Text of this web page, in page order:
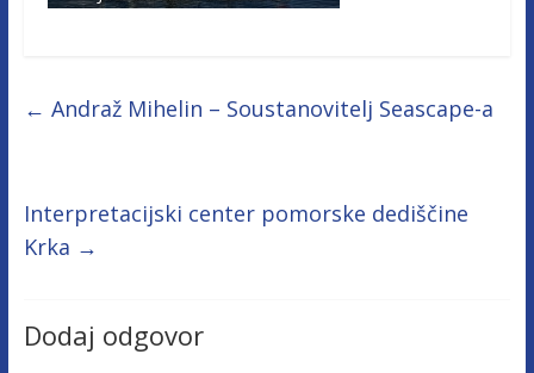
← Andraž Mihelin – Soustanovitelj Seascape-a
Interpretacijski center pomorske dediščine
Krka →
Dodaj odgovor